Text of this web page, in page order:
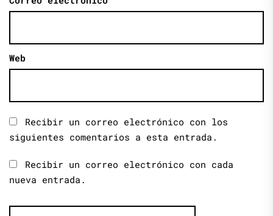
Web
Recibir un correo electrónico con los
siguientes comentarios a esta entrada.
Recibir un correo electrónico con cada
nueva entrada.